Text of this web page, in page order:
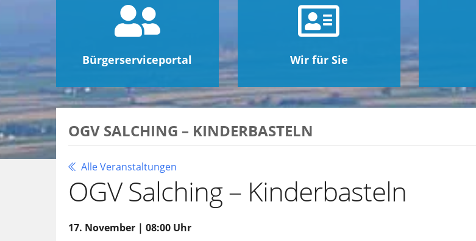
Bürgerserviceportal Wir für Sie
OGV SALCHING – KINDERBASTELN
Alle Veranstaltungen
OGV Salching – Kinderbasteln
17. November | 08:00 Uhr